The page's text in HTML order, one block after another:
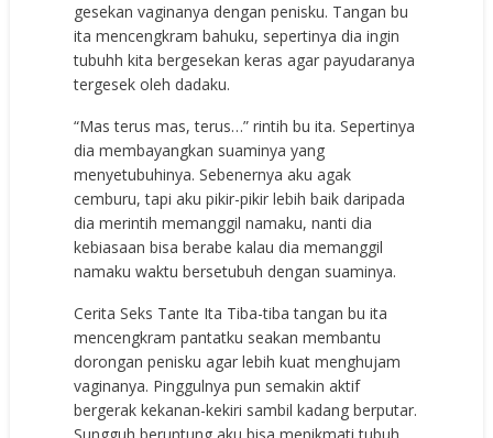
gesekan vaginanya dengan penisku. Tangan bu
ita mencengkram bahuku, sepertinya dia ingin
tubuhh kita bergesekan keras agar payudaranya
tergesek oleh dadaku.
“Mas terus mas, terus…” rintih bu ita. Sepertinya
dia membayangkan suaminya yang
menyetubuhinya. Sebenernya aku agak
cemburu, tapi aku pikir-pikir lebih baik daripada
dia merintih memanggil namaku, nanti dia
kebiasaan bisa berabe kalau dia memanggil
namaku waktu bersetubuh dengan suaminya.
Cerita Seks Tante Ita Tiba-tiba tangan bu ita
mencengkram pantatku seakan membantu
dorongan penisku agar lebih kuat menghujam
vaginanya. Pinggulnya pun semakin aktif
bergerak kekanan-kekiri sambil kadang berputar.